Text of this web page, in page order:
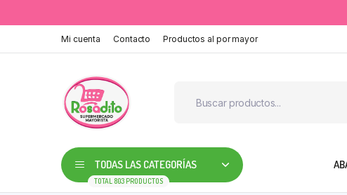
Mi cuenta Contacto Productos al por mayor
TODAS LAS CATEGORÍAS
TOTAL 803 PRODUCTOS